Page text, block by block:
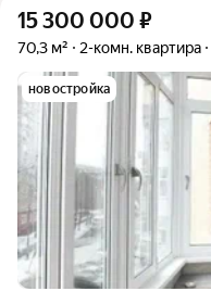
15 300 000 ₽
70,3 м² 2-комн. квартира
новостройка